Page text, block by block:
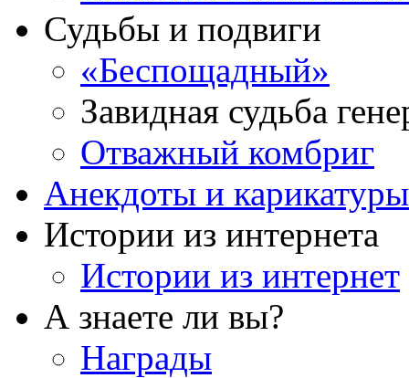
Судьбы и подвиги
«Беспощадный»
Завидная судьба
Отважный комбриг
Анекдоты и карикатуры
Истории из интернета
Истории из интернет
А знаете ли вы?
Награды